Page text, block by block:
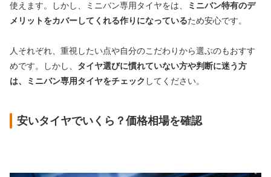
使えます。しかし、ミニバン専用タイヤをは、
ミニバン特有のデ
メリットをカバーしてくれる作りになっているため安心です。
人それぞれ、重視したい点や自分のこだわりから選ぶのもおすす
めです。しかし、 タイヤ選びに慣れていない方や判断に迷う方
は、ミニバン専用タイヤをチェック してください。
安いタイヤでいくら？価格相場を確認